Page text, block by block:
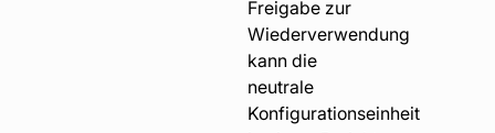
Freigabe zur
Wiederverwendung
kann die
neutrale
Konfigurationseinheit